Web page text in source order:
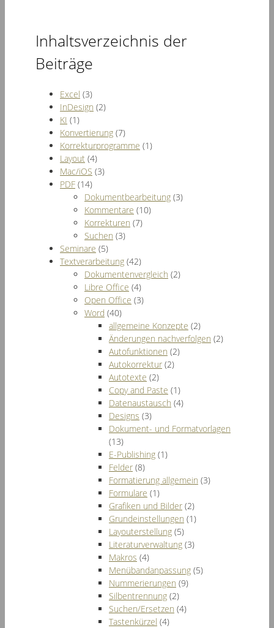
Inhaltsverzeichnis der
Beiträge
Excel (3)
InDesign (2)
KI (1)
Konvertierung (7)
Korrekturprogramme (1)
Layout (4)
Mac/iOS (3)
PDF (14)
Dokumentbearbeitung (3)
Kommentare (10)
Korrekturen (7)
Suchen (3)
Seminare (5)
Textverarbeitung (42)
Dokumentenvergleich (2)
Libre Office (4)
Open Office (3)
Word (40)
allgemeine Konzepte (2)
Änderungen nachverfolgen (2)
Autofunktionen (2)
Autokorrektur (2)
Autotexte (2)
Copy and Paste (1)
Datenaustausch (4)
Designs (3)
Dokument- und Formatvorlagen
(13)
E-Publishing (1)
Felder (8)
Formatierung allgemein (3)
Formulare (1)
Grafiken und Bilder (2)
Grundeinstellungen (1)
Layouterstellung (5)
Literaturverwaltung (3)
Makros (4)
Menübandanpassung (5)
Nummerierungen (9)
Silbentrennung (2)
Suchen/Ersetzen (4)
Tastenkürzel (4)